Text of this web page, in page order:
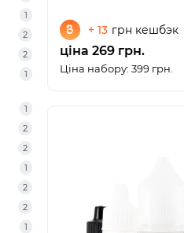
1
2
2
1
1
2
2
1
2
2
1
+ 13 грн кешбэк
ціна 269 грн.
Ціна набору: 399 грн.